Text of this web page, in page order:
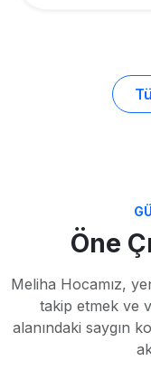
Teşekkür
sizinle
Öne
Meliha Hocamız,
takip etmek ve
alanındaki saygın